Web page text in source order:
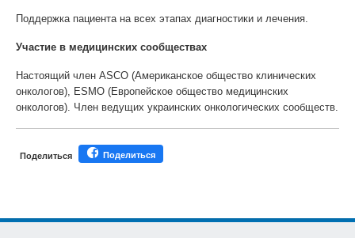
Поддержка пациента на всех этапах диагностики и лечения.
Участие в медицинских сообществах
Настоящий член ASCO (Американское общество клинических
онкологов), ESMO (Европейское общество медицинских
онкологов). Член ведущих украинских онкологических сообществ.
Поделиться Поделиться